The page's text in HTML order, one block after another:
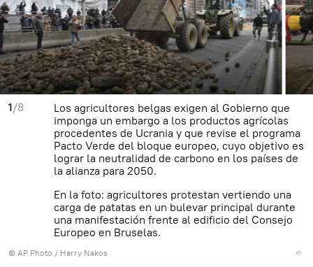
1/8
© AP Photo / Harry Nakos
Los agricultores belgas exigen al Gobierno que
imponga un embargo a los productos agrícolas
procedentes de Ucrania y que revise el programa
Pacto Verde del bloque europeo, cuyo objetivo es
lograr la neutralidad de carbono en los países de
la alianza para 2050.
En la foto: agricultores protestan vertiendo una
carga de patatas en un bulevar principal durante
una manifestación frente al edificio del Consejo
Europeo en Bruselas.